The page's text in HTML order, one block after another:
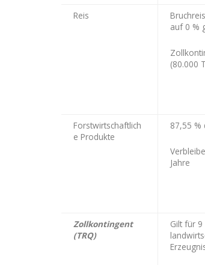
Reis
auf 0 %
(80.000
Forstwirtschaftlich
e Produkte
87,55 %
Jahre
Zollkontingent
(TRQ)
Gilt für 9